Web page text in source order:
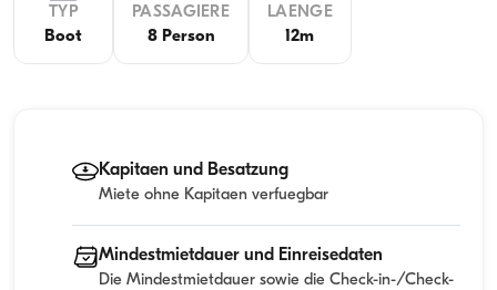
TYP
Boot
PASSAGIERE
8 Person
LAENGE
12m
Kapitaen und Besatzung
Miete ohne Kapitaen verfuegbar
Mindestmietdauer und Einreisedaten
Die Mindestmietdauer sowie die Check-in-/Check-